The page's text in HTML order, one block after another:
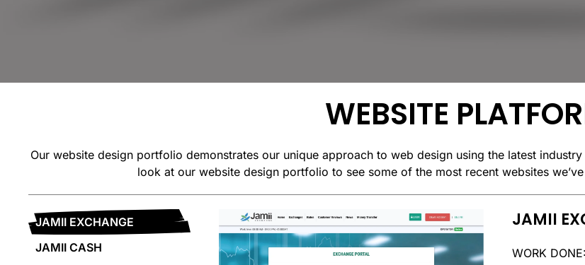
WEBSITE
Our website design portfolio demonstrates our unique approach to web design using the latest
look at our website design portfolio to see some of the most recent websites
JAMII EXCHANGE
JAMII CASH
JAMII
WORK DONE: